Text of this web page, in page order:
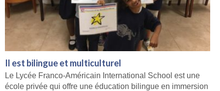
Il est bilingue et multiculturel
Le Lycée Franco-Américain International School est une
école privée qui offre une éducation bilingue en immersion